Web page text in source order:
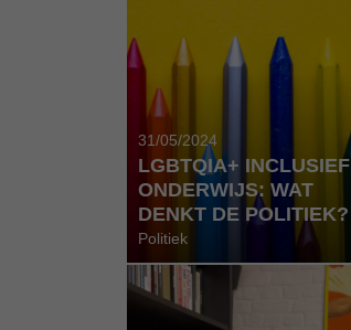
31/05/2024
LGBTQIA+ INCLUSIEF
ONDERWIJS: WAT
DENKT DE POLITIEK?
Politiek